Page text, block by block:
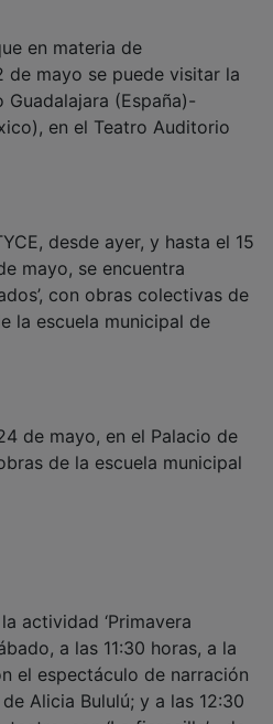
mayo se puede visitar la
Guadalajara (España)-
en el Teatro Auditorio
mayo, se encuentra
con obras colectivas de
la escuela municipal de
de la escuela municipal
a las 11:30 horas, a la
el espectáculo de narración
de Alicia Bululú; y a las 12:30
con ‘La fierecilla’ , de